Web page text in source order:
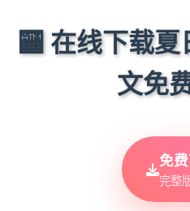
🏧 在线下载夏
文免
免
完整